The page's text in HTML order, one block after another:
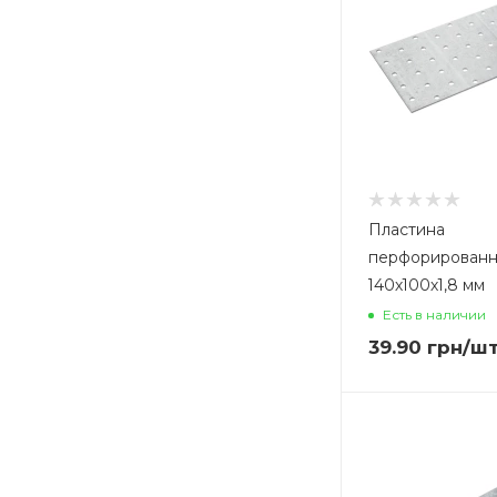
Пластина
140х100х1,8 мм
Есть в наличии
39.90 грн/